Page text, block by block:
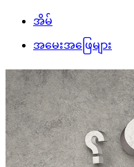
အိမ်
အမေးအဖြေများ